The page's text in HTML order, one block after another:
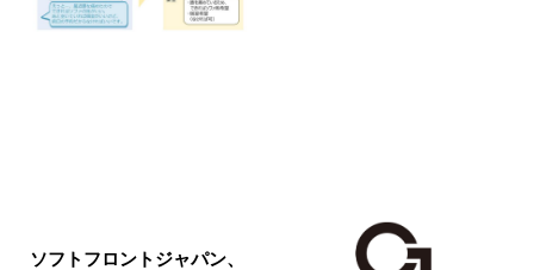
ソフトフロントジャパン、